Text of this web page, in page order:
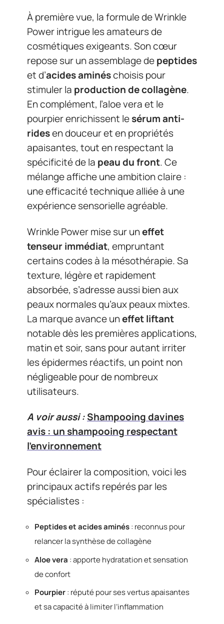
À première vue, la formule de Wrinkle
Power intrigue les amateurs de
cosmétiques exigeants. Son cœur
repose sur un assemblage depeptides
et d’acides aminéschoisis pour
stimuler la production de collagène.
En complément, l’aloe vera et le
pourpier enrichissent lesérum anti-
ridesen douceur et en propriétés
apaisantes, tout en respectant la
spécificité de la peau du front. Ce
mélange affiche une ambition claire :
une efficacité technique alliée à une
expérience sensorielle agréable.
Wrinkle Power mise sur uneffet
tenseur immédiat, empruntant
certains codes à la mésothérapie. Sa
texture, légère et rapidement
absorbée, s’adresse aussi bien aux
peaux normales qu’aux peaux mixtes.
La marque avance uneffet liftant
notable dès les premières applications,
matin et soir, sans pour autant irriter
les épidermes réactifs, un point non
négligeable pour de nombreux
utilisateurs.
A voir aussi :Shampooing davines
avis : un shampooing respectant
l’environnement
Pour éclairer la composition, voici les
principaux actifs repérés par les
spécialistes :
Peptides et acides aminés: reconnus pour
relancer la synthèse de collagène
Aloe vera : apporte hydratation et sensation
de confort
Pourpier: réputé pour ses vertus apaisantes
et sa capacité à limiter l’inflammation